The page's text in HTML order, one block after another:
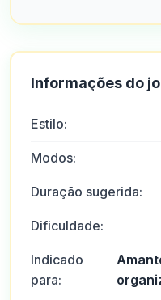
Informações do
Estilo:
Modos:
Duração sugerida:
Dificuldade:
Indicado
para: